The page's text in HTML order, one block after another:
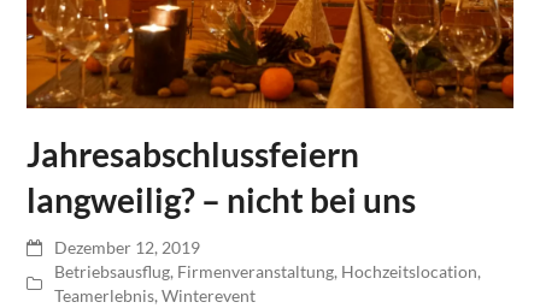
Jahresabschlussfeiern
langweilig? – nicht bei uns
Dezember 12, 2019
Betriebsausflug, Firmenveranstaltung, Hochzeitslocation,
Teamerlebnis,Winterevent